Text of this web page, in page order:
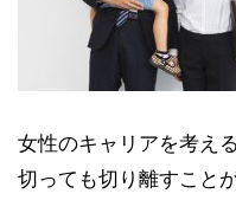
女性のキャリアを考え
切っても切り離すこと